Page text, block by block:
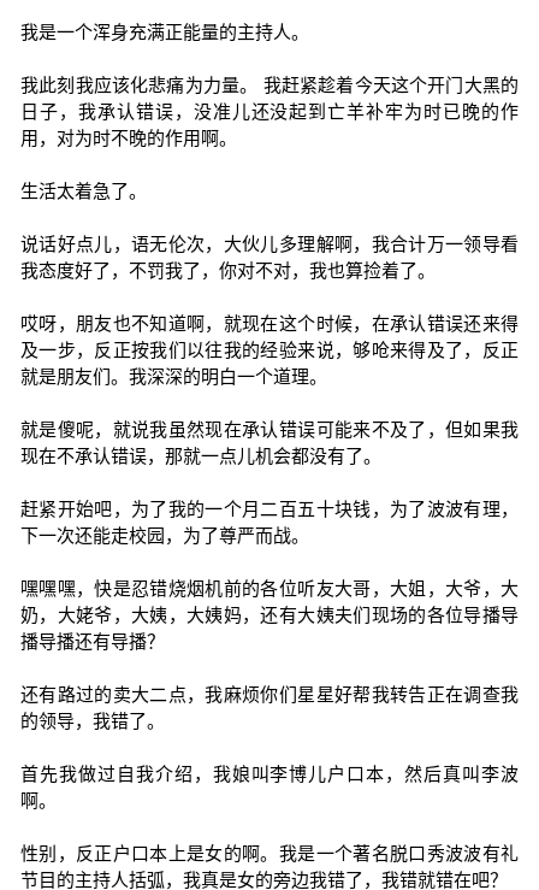
我是一个浑身充满正能量的主持人。
我此刻我应该化悲痛为力量。 我赶紧趁着今天这个开门大黑的
日子，我承认错误，没准儿还没起到亡羊补牢为时已晚的作
用，对为时不晚的作用啊。
生活太着急了。
说话好点儿，语无伦次，大伙儿多理解啊，我合计万一领导看
我态度好了，不罚我了，你对不对，我也算捡着了。
哎呀，朋友也不知道啊，就现在这个时候，在承认错误还来得
及一步，反正按我们以往我的经验来说，够呛来得及了，反正
就是朋友们。我深深的明白一个道理。
就是傻呢，就说我虽然现在承认错误可能来不及了，但如果我
现在不承认错误，那就一点儿机会都没有了。
赶紧开始吧，为了我的一个月二百五十块钱，为了波波有理，
下一次还能走校园，为了尊严而战。
嘿嘿嘿，快是忍错烧烟机前的各位听友大哥，大姐，大爷，大
奶，大姥爷，大姨，大姨妈，还有大姨夫们现场的各位导播导
播导播还有导播？
还有路过的卖大二点，我麻烦你们星星好帮我转告正在调查我
的领导，我错了。
首先我做过自我介绍，我娘叫李博儿户口本，然后真叫李波
啊。
性别，反正户口本上是女的啊。我是一个著名脱口秀波波有礼
节目的主持人括弧，我真是女的旁边我错了，我错就错在吧？